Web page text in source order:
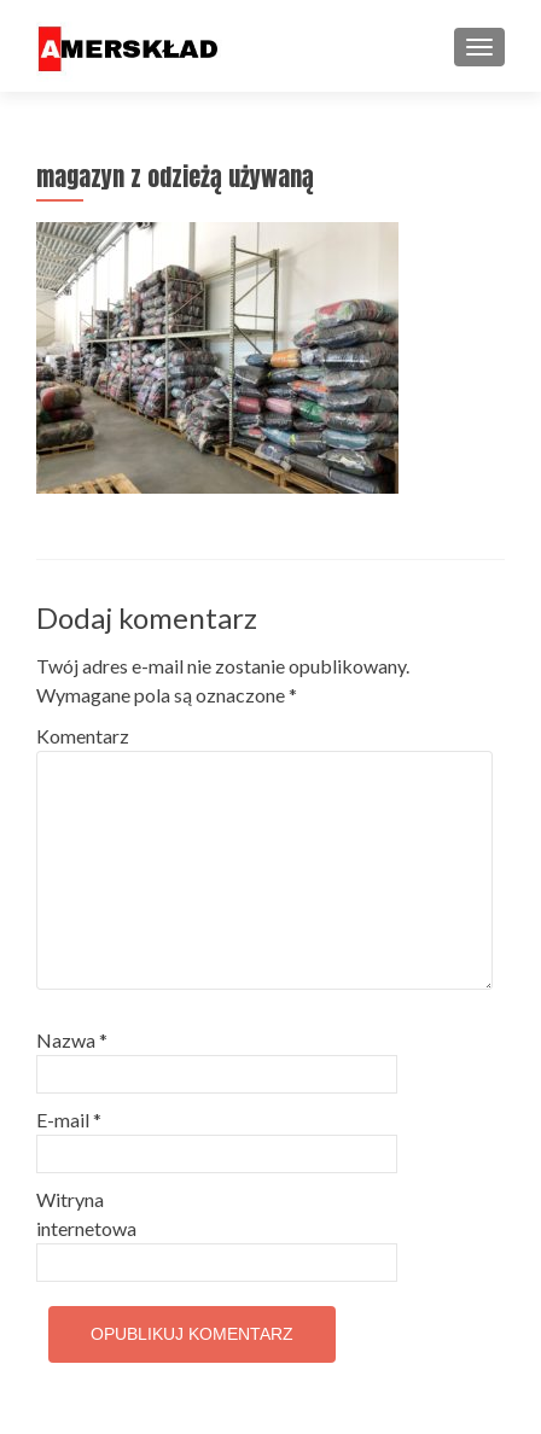
magazyn z odzieżą używaną
Dodaj komentarz
Twój adres e-mail nie zostanie opublikowany.
Wymagane pola są oznaczone*
Komentarz
Nazwa*
E-mail*
Witryna
internetowa